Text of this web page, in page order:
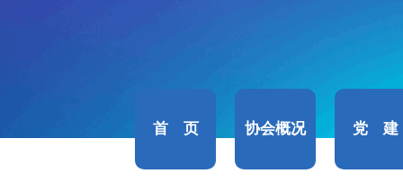
首 页 协会概况 党 建